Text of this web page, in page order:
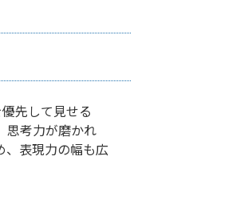
先して見せる
思考力が磨かれ
、表現力の幅も広